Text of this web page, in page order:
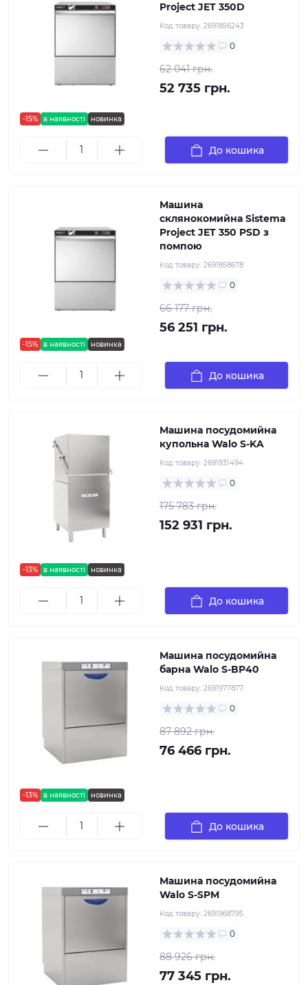
-15% в наявності новинка
Project JET 350D
Код товару: 2691856243
0
62 041 грн.
52 735 грн.
До кошика
-15% в наявності новинка
Машина
склянокомийна Sistema
Project JET 350 PSD з
помпою
Код товару: 2691858678
0
66 177 грн.
56 251 грн.
До кошика
-13% в наявності новинка
Машина посудомийна
купольна Walo S-KA
Код товару: 2691931494
0
175 783 грн.
152 931 грн.
До кошика
-13% в наявності новинка
Машина посудомийна
барна Walo S-BP40
Код товару: 2691977877
0
87 892 грн.
76 466 грн.
До кошика
Машина посудомийна
Walo S-SPM
Код товару: 2691968795
0
88 926 грн.
77 345 грн.